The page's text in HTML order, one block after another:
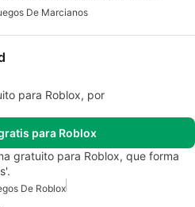
De Marcianos
para Roblox, por
para Roblox
gratuito para Roblox, que forma
De Roblox